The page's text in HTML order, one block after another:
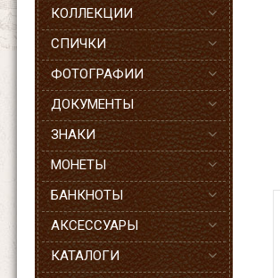
КОЛЛЕКЦИИ
СПИЧКИ
ФОТОГРАФИИ
ДОКУМЕНТЫ
ЗНАКИ
МОНЕТЫ
БАНКНОТЫ
АКСЕССУАРЫ
КАТАЛОГИ